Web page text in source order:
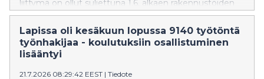
liittymä on ollut suljettuna 1.6. alkaen rakennustöiden
vuoksi.
Lapissa oli kesäkuun lopussa 9140 työtöntä
työnhakijaa - koulutuksiin osallistuminen
lisääntyi
21.7.2026 08:29:42 EEST | Tiedote